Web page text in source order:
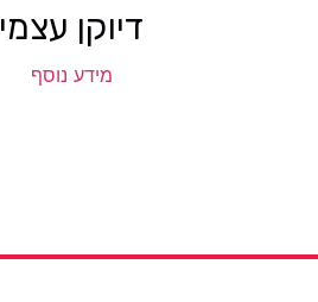
דיוקן עצמי
מידע נוסף